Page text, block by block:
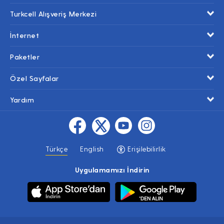
Turkcell Alışveriş Merkezi
İnternet
Paketler
Özel Sayfalar
Yardım
Türkçe English Erişilebilirlik
Uygulamamızı İndirin